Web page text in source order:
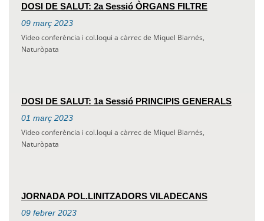
DOSI DE SALUT: 2a Sessió ÒRGANS FILTRE
09 març 2023
Video conferència i col.loqui a càrrec de Miquel Biarnés,
Naturòpata
DOSI DE SALUT: 1a Sessió PRINCIPIS GENERALS
01 març 2023
Video conferència i col.loqui a càrrec de Miquel Biarnés,
Naturòpata
JORNADA POL.LINITZADORS VILADECANS
09 febrer 2023